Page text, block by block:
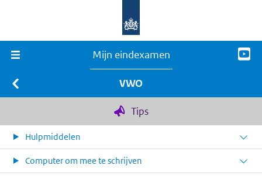
Mijn eindexamen
VWO
Tips
Hulpmiddelen
Computer om mee te schrijven